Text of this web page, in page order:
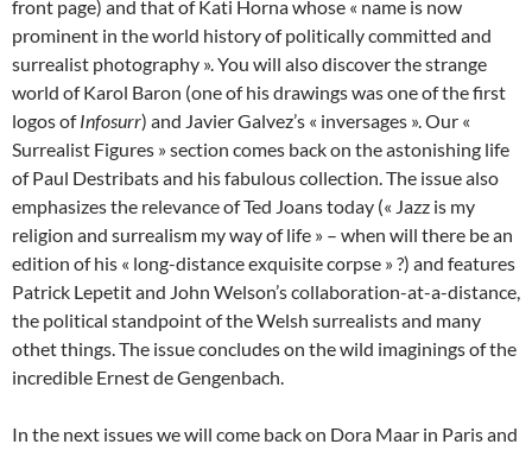
front page) and that of Kati Horna whose « name is now
prominent in the world history of politically committed and
surrealist photography ». You will also discover the strange
world of Karol Baron (one of his drawings was one of the first
logos ofInfosurr) and Javier Galvez’s « inversages ». Our «
Surrealist Figures » section comes back on the astonishing life
of Paul Destribats and his fabulous collection. The issue also
emphasizes the relevance of Ted Joans today (« Jazz is my
religion and surrealism my way of life » – when will there be an
edition of his « long-distance exquisite corpse » ?) and features
Patrick Lepetit and John Welson’s collaboration-at-a-distance,
the political standpoint of the Welsh surrealists and many
othet things. The issue concludes on the wild imaginings of the
incredible Ernest de Gengenbach.
In the next issues we will come back on Dora Maar in Paris and